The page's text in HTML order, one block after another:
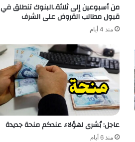
من أسبوعين إلى ثلاثة..البنوك تنطلق في
قبول مطالب القروض على الشرف
منذ 4 أيام
عاجل: بُشرى لهؤلاء عندكم منحة جديدة
منذ 6 أيام